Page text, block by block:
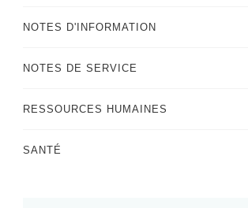
NOTES D'INFORMATION
NOTES DE SERVICE
RESSOURCES HUMAINES
SANTÉ